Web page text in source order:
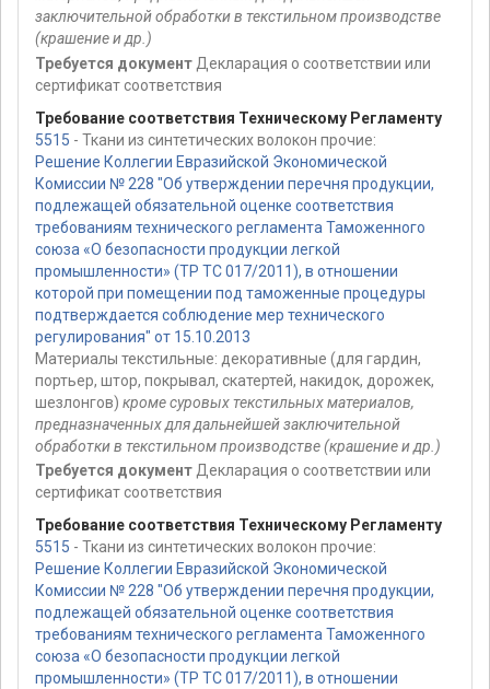
заключительной обработки в текстильном производстве
(крашение и др.)
Требуется документ Декларация о соответствии или
сертификат соответствия
Требование соответствия Техническому Регламенту
5515 - Ткани из синтетических волокон прочие:
Решение Коллегии Евразийской Экономической
Комиссии № 228 "Об утверждении перечня продукции,
подлежащей обязательной оценке соответствия
требованиям технического регламента Таможенного
союза «О безопасности продукции легкой
промышленности» (ТР ТС 017/2011), в отношении
которой при помещении под таможенные процедуры
подтверждается соблюдение мер технического
регулирования" от 15.10.2013
Материалы текстильные: декоративные (для гардин,
портьер, штор, покрывал, скатертей, накидок, дорожек,
шезлонгов) кроме суровых текстильных материалов,
предназначенных для дальнейшей заключительной
обработки в текстильном производстве (крашение и др.)
Требуется документ Декларация о соответствии или
сертификат соответствия
Требование соответствия Техническому Регламенту
5515 - Ткани из синтетических волокон прочие:
Решение Коллегии Евразийской Экономической
Комиссии № 228 "Об утверждении перечня продукции,
подлежащей обязательной оценке соответствия
требованиям технического регламента Таможенного
союза «О безопасности продукции легкой
промышленности» (ТР ТС 017/2011), в отношении